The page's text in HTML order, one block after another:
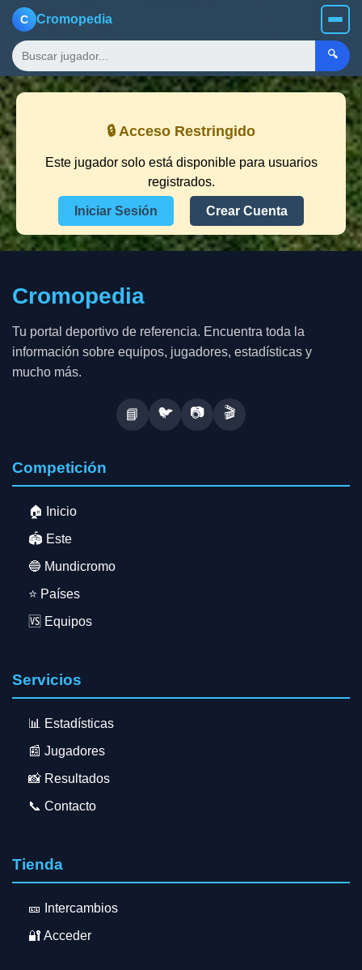
C Cromopedia
🔍
🔒 Acceso Restringido
Este jugador solo está disponible para usuarios
registrados.
Iniciar Sesión Crear Cuenta
Cromopedia
Tu portal deportivo de referencia. Encuentra toda la
información sobre equipos, jugadores, estadísticas y
mucho más.
📘 🐦 📷 🎬
Competición
🏠 Inicio
🏟️ Este
🔵 Mundicromo
⭐ Países
🆚 Equipos
Servicios
📊 Estadísticas
📰 Jugadores
📸 Resultados
📞 Contacto
Tienda
🎫 Intercambios
🔐 Acceder